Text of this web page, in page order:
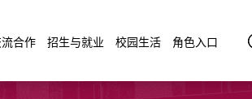
合作 招生与就业 校园生活 角色入口